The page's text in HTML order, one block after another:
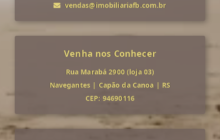
vendas@imobiliariafb.com.br
Venha nos Conhecer
Rua Marabá 2900 (loja 03)
Navegantes | Capão da Canoa | RS
CEP: 94690116